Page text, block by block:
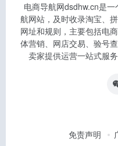
电商导航网dsdhw.cn是
航网站，及时收录淘宝、
网址和规则，主要包括电
体营销、网店交易、验号
卖家提供运营一站式服
免责声明